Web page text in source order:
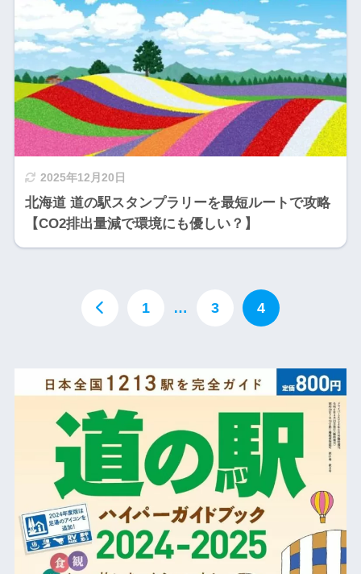
2025年12月20日
北海道 道の駅スタンプラリーを最短ルートで攻略
【CO2排出量減で環境にも優しい？】
1 … 3 4